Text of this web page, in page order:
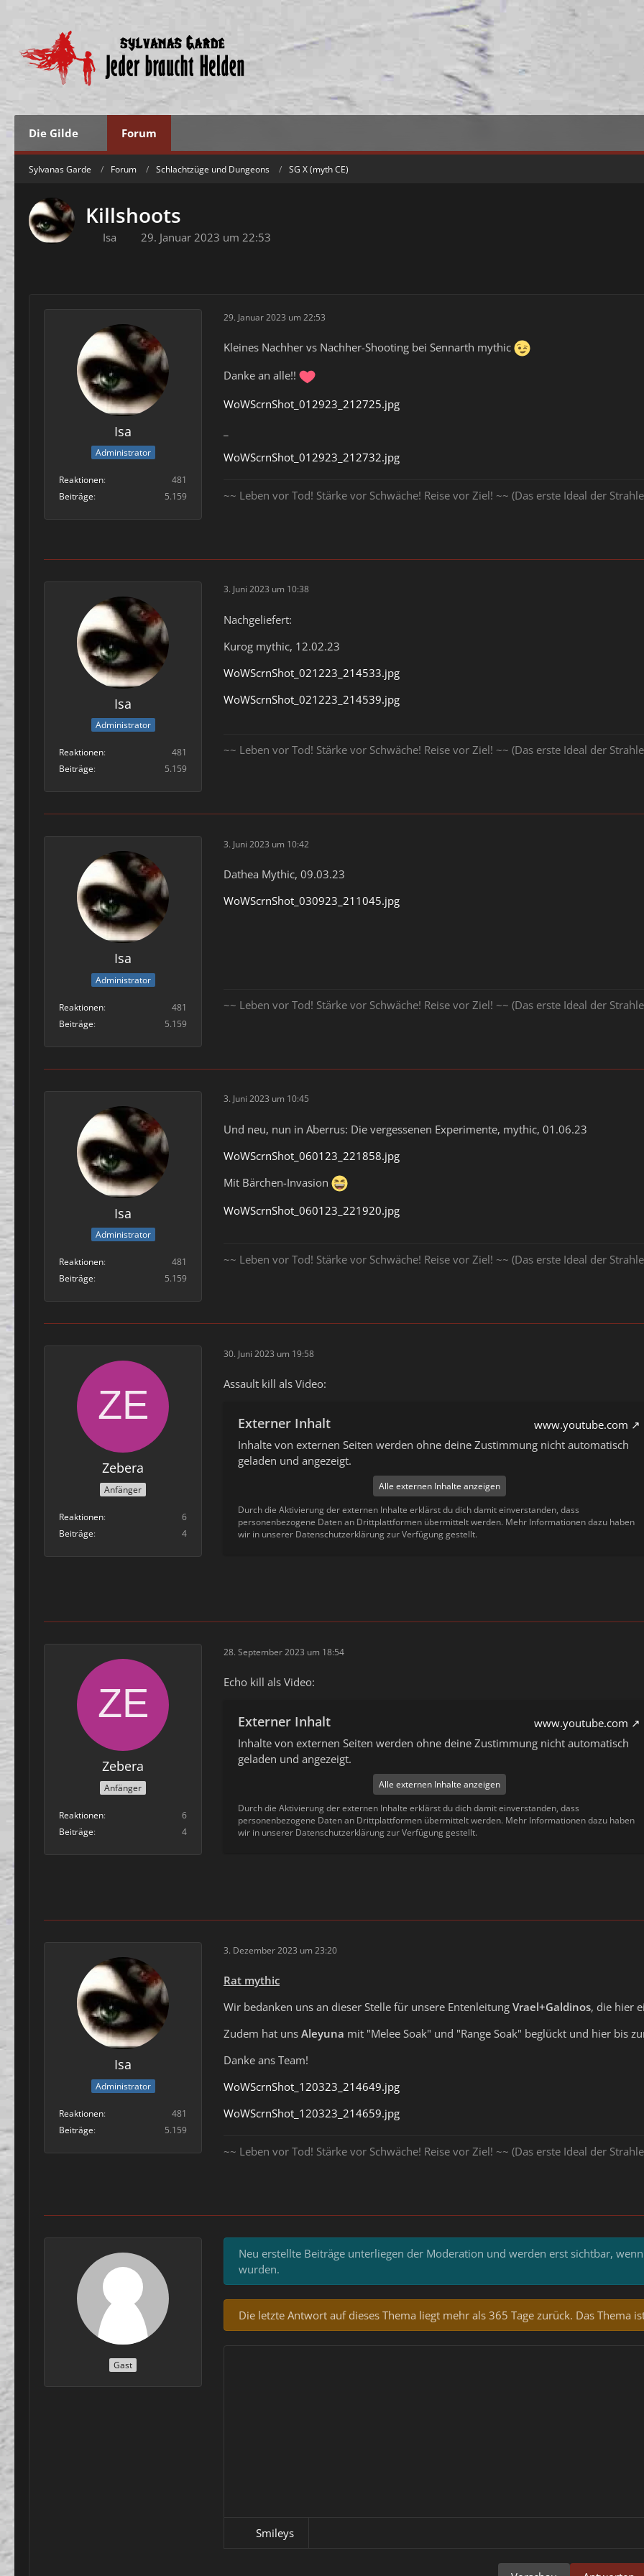
Die Gilde Forum
Sylvanas Garde Forum Schlachtzüge und Dungeons SG X (myth CE)
Killshoots
Isa 29. Januar 2023 um 22:53
Isa
Administrator
Reaktionen
481
Beiträge
5.159
29. Januar 2023 um 22:53
Kleines Nachher vs Nachher-Shooting bei Sennarth mythic
Danke an alle!!
WoWScrnShot_012923_212725.jpg
WoWScrnShot_012923_212732.jpg
~~ Leben vor Tod! Stärke vor Schwäche! Reise vor Ziel! ~~ (Das erste Ideal der
Isa
Administrator
Reaktionen
481
Beiträge
5.159
3. Juni 2023 um 10:38
Nachgeliefert:
Kurog mythic, 12.02.23
WoWScrnShot_021223_214533.jpg
WoWScrnShot_021223_214539.jpg
~~ Leben vor Tod! Stärke vor Schwäche! Reise vor Ziel! ~~ (Das erste Ideal der
Isa
Administrator
Reaktionen
481
Beiträge
5.159
3. Juni 2023 um 10:42
Dathea Mythic, 09.03.23
WoWScrnShot_030923_211045.jpg
~~ Leben vor Tod! Stärke vor Schwäche! Reise vor Ziel! ~~ (Das erste Ideal der
Isa
Administrator
Reaktionen
481
Beiträge
5.159
3. Juni 2023 um 10:45
Und neu, nun in Aberrus: Die vergessenen Experimente, mythic, 01.06.23
WoWScrnShot_060123_221858.jpg
Mit Bärchen-Invasion
WoWScrnShot_060123_221920.jpg
~~ Leben vor Tod! Stärke vor Schwäche! Reise vor Ziel! ~~ (Das erste Ideal der
Zebera
Anfänger
Reaktionen
6
Beiträge
4
30. Juni 2023 um 19:58
Assault kill als Video:
Externer Inhalt
www.youtube.com
Inhalte von externen Seiten werden ohne deine Zustimmung nicht automatisch
geladen und angezeigt.
Alle externen Inhalte anzeigen
Durch die Aktivierung der externen Inhalte erklärst du dich damit einverstanden, dass
personenbezogene Daten an Drittplattformen übermittelt werden. Mehr Informationen dazu haben
wir in unserer Datenschutzerklärung zur Verfügung gestellt.
Zebera
Anfänger
Reaktionen
6
Beiträge
4
28. September 2023 um 18:54
Echo kill als Video:
Externer Inhalt
www.youtube.com
Inhalte von externen Seiten werden ohne deine Zustimmung nicht automatisch
geladen und angezeigt.
Alle externen Inhalte anzeigen
Durch die Aktivierung der externen Inhalte erklärst du dich damit einverstanden, dass
personenbezogene Daten an Drittplattformen übermittelt werden. Mehr Informationen dazu haben
wir in unserer Datenschutzerklärung zur Verfügung gestellt.
Isa
Administrator
Reaktionen
481
Beiträge
5.159
3. Dezember 2023 um 23:20
Rat mythic
Wir bedanken uns an dieser Stelle für unsere Entenleitung Vrael+Galdinos, die hier
Zudem hat uns Aleyuna mit "Melee Soak" und "Range Soak" beglückt und hier bis
Danke ans Team!
WoWScrnShot_120323_214649.jpg
WoWScrnShot_120323_214659.jpg
~~ Leben vor Tod! Stärke vor Schwäche! Reise vor Ziel! ~~ (Das erste Ideal der
Gast
Neu erstellte Beiträge unterliegen der Moderation und werden erst sichtbar,
wurden.
Die letzte Antwort auf dieses Thema liegt mehr als 365 Tage zurück. Das Thema
Smileys